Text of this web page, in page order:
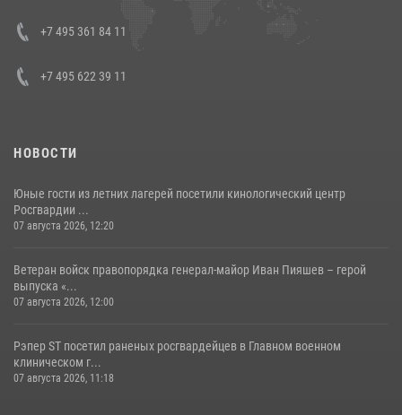
+7 495 361 84 11
+7 495 622 39 11
НОВОСТИ
Юные гости из летних лагерей посетили кинологический центр
Росгвардии ...
07 августа 2026, 12:20
Ветеран войск правопорядка генерал-майор Иван Пияшев – герой
выпуска «...
07 августа 2026, 12:00
Рэпер ST посетил раненых росгвардейцев в Главном военном
клиническом г...
07 августа 2026, 11:18